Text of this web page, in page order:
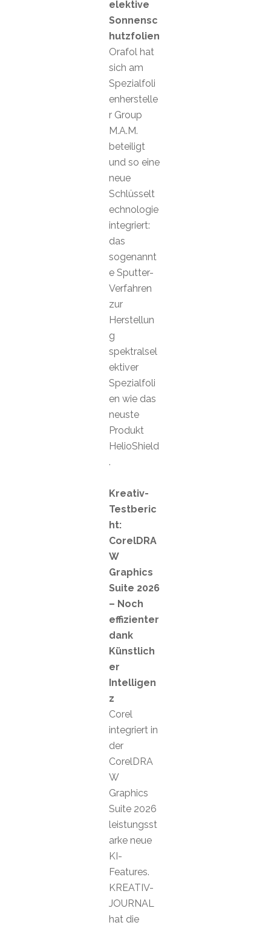
elektive
Sonnensc
hutzfolien
Orafol hat
sich am
Spezialfoli
enherstelle
r Group
M.A.M.
beteiligt
und so eine
neue
Schlüsselt
echnologie
integriert:
das
sogenannt
e Sputter-
Verfahren
zur
Herstellun
g
spektralsel
ektiver
Spezialfoli
en wie das
neuste
Produkt
HelioShield
.
Kreativ-
Testberic
ht:
CorelDRA
W
Graphics
Suite 2026
– Noch
effizienter
dank
Künstlich
er
Intelligen
z
Corel
integriert in
der
CorelDRA
W
Graphics
Suite 2026
leistungsst
arke neue
KI-
Features.
KREATIV-
JOURNAL
hat die